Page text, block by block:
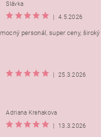
Slávka
4.5.2026
personál, super ceny, široký
25.3.2026
Adriana Krehakova
13.3.2026